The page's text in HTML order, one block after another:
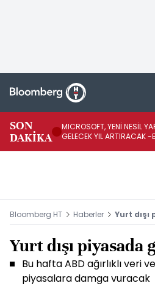
SON
DAKİKA
MICROSOFT, YENİ NESİL
GELECEK YIL ARTIRACAK -
Bloomberg HT Haberler Yurt
Yurt dışı piyasada
Bu hafta ABD ağırlıklı veri
piyasalara damga vuracak